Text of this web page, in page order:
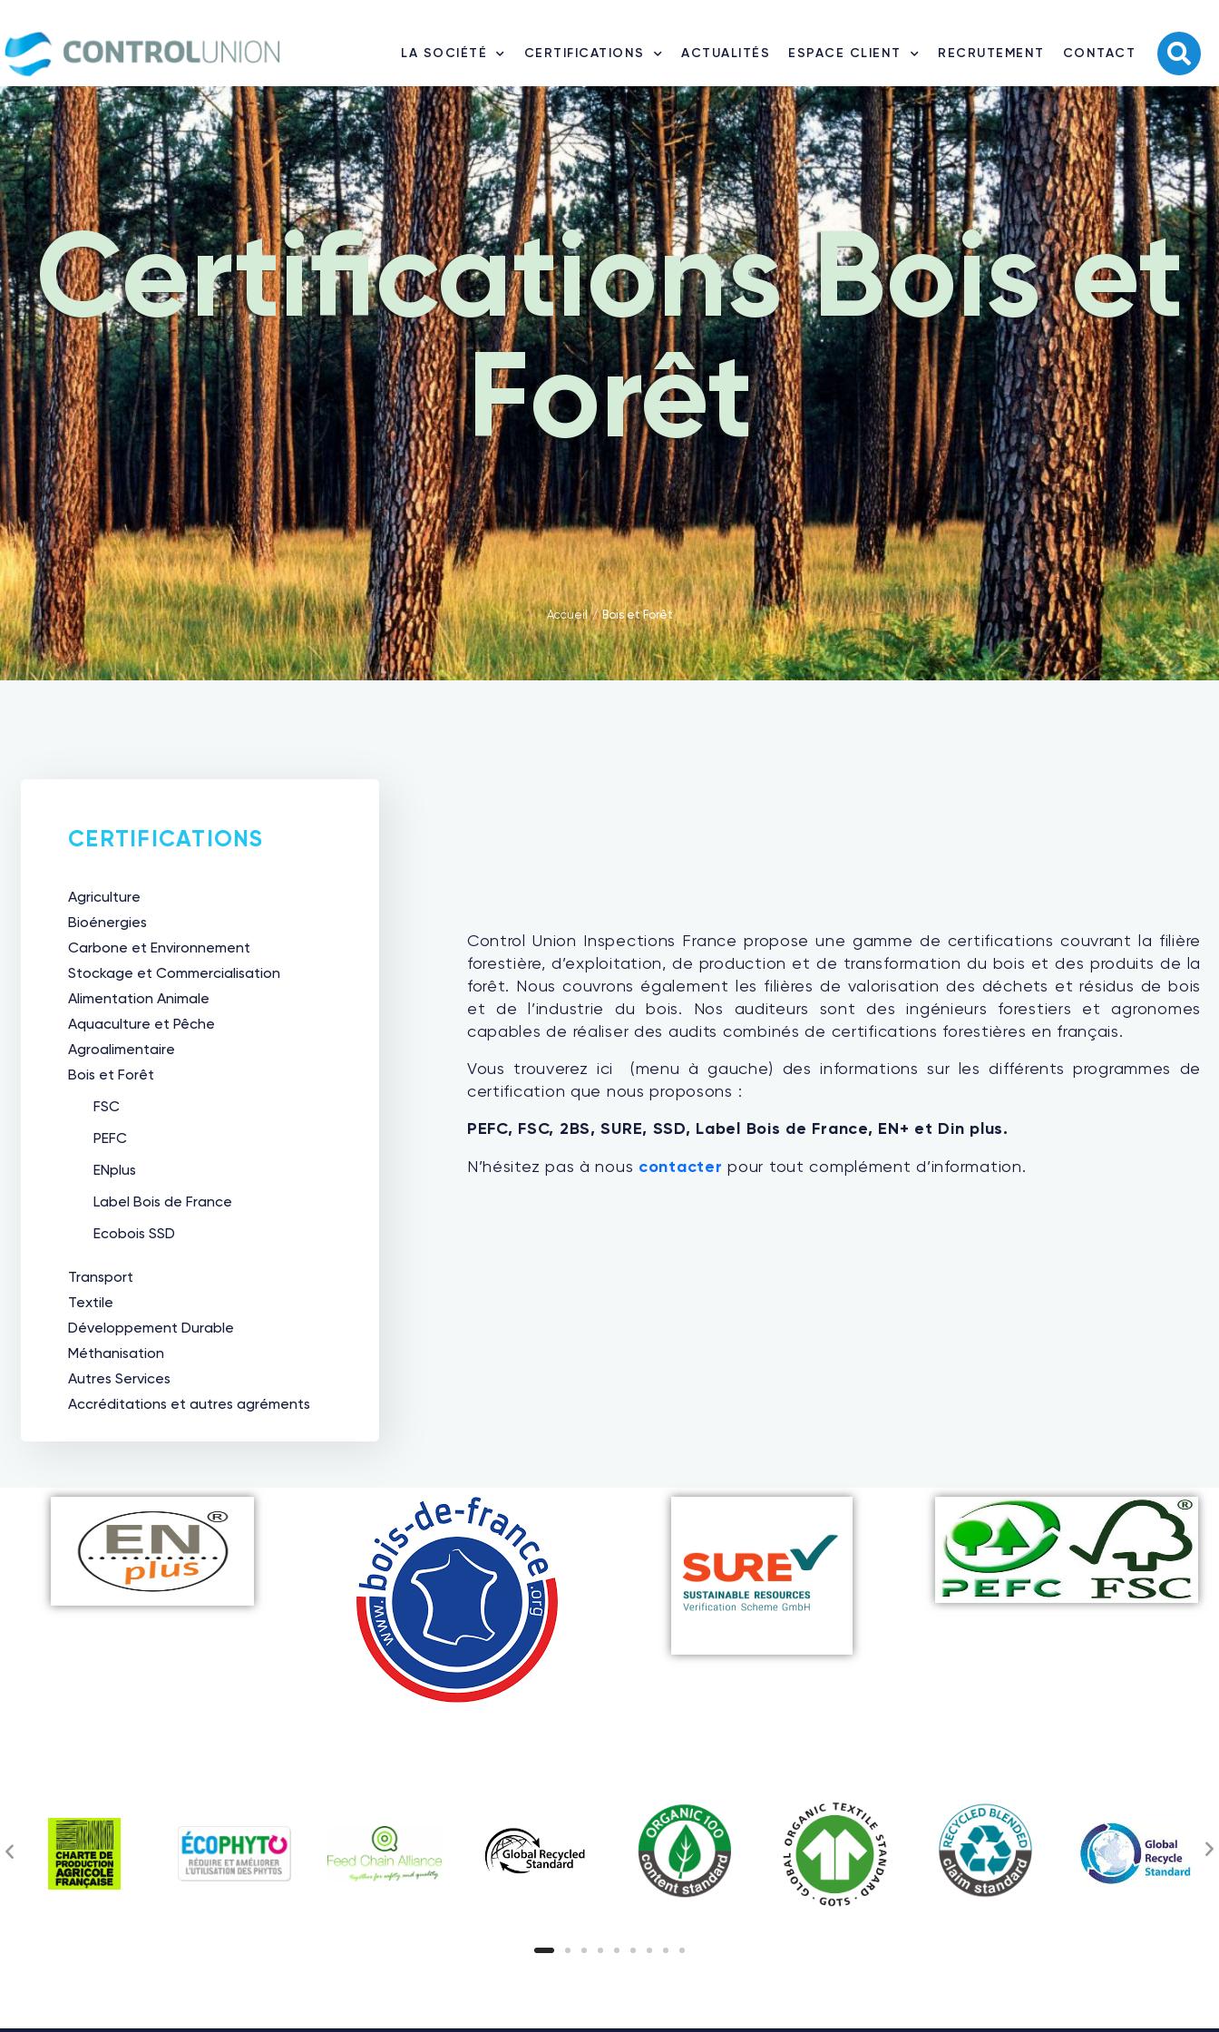
LA SOCIÉTÉ CERTIFICATIONS ACTUALITÉS ESPACE CLIENT RECRUTEMENT CONTACT
Certifications Bois et
Forêt
Accueil / Bois et Forêt
CERTIFICATIONS
Agriculture
Bioénergies
Carbone et Environnement
Stockage et Commercialisation
Alimentation Animale
Aquaculture et Pêche
Agroalimentaire
Bois et Forêt
FSC
PEFC
ENplus
Label Bois de France
Ecobois SSD
Transport
Textile
Développement Durable
Méthanisation
Autres Services
Accréditations et autres agréments
Control Union Inspections France propose une gamme de certifications couvrant la filière
forestière, d’exploitation, de production et de transformation du bois et des produits de la
forêt. Nous couvrons également les filières de valorisation des déchets et résidus de bois
et de l’industrie du bois. Nos auditeurs sont des ingénieurs forestiers et agronomes
capables de réaliser des audits combinés de certifications forestières en français.
Vous trouverez ici (menu à gauche) des informations sur les différents programmes de
certification que nous proposons :
PEFC, FSC, 2BS, SURE, SSD, Label Bois de France, EN+ et Din plus.
N’hésitez pas à nous contacter pour tout complément d’information.